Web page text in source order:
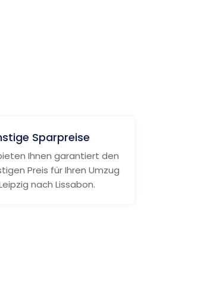
Sparpreise
Ihnen garantiert den
Preis für Ihren Umzug
nach Lissabon.